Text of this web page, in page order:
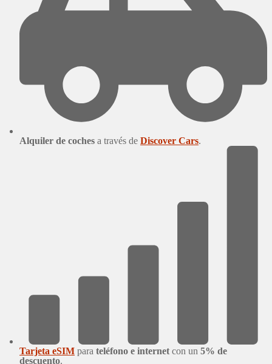
Alquiler de coches a través de Discover Cars.
Tarjeta eSIM para teléfono e internet con un 5% de
descuento.